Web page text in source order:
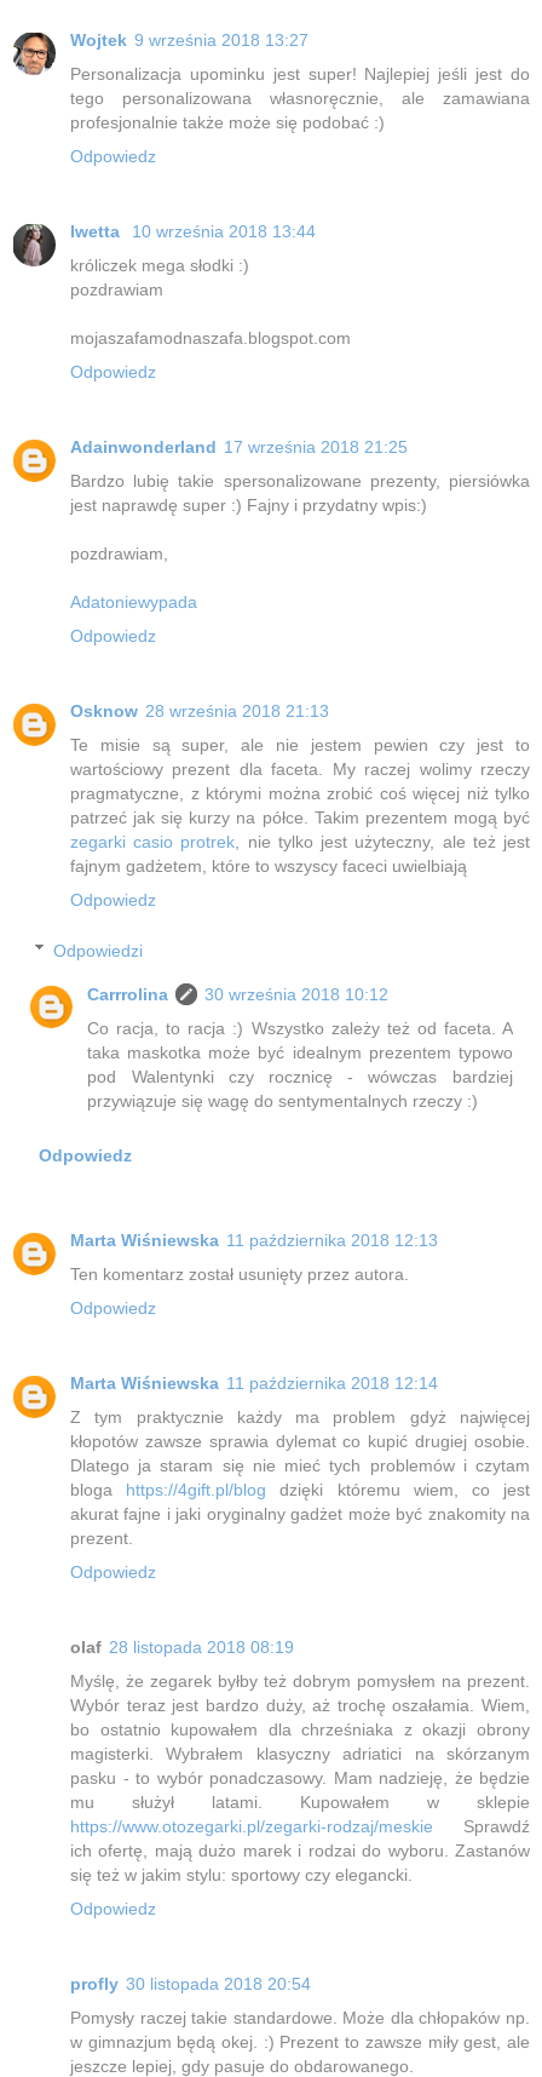
Wojtek 9 września 2018 13:27
Personalizacja upominku jest super! Najlepiej jeśli jest do
tego personalizowana własnoręcznie, ale zamawiana
profesjonalnie także może się podobać :)
Odpowiedz
Iwetta
10 września 2018 13:44
króliczek mega słodki :)
pozdrawiam
mojaszafamodnaszafa.blogspot.com
Odpowiedz
Adainwonderland 17 września 2018 21:25
Bardzo lubię takie spersonalizowane prezenty, piersiówka
jest naprawdę super :) Fajny i przydatny wpis:)
pozdrawiam,
Adatoniewypada
Odpowiedz
Osknow 28 września 2018 21:13
Te misie są super, ale nie jestem pewien czy jest to
wartościowy prezent dla faceta. My raczej wolimy rzeczy
pragmatyczne, z którymi można zrobić coś więcej niż tylko
patrzeć jak się kurzy na półce. Takim prezentem mogą być
zegarki casio protrek , nie tylko jest użyteczny, ale też jest
fajnym gadżetem, które to wszyscy faceci uwielbiają
Odpowiedz
Odpowiedzi
Carrrolina
30 września 2018 10:12
Co racja, to racja :) Wszystko zależy też od faceta. A
taka maskotka może być idealnym prezentem typowo
pod Walentynki czy rocznicę - wówczas bardziej
przywiązuje się wagę do sentymentalnych rzeczy :)
Odpowiedz
Marta Wiśniewska 11 października 2018 12:13
Ten komentarz został usunięty przez autora.
Odpowiedz
Marta Wiśniewska 11 października 2018 12:14
Z tym praktycznie każdy ma problem gdyż najwięcej
kłopotów zawsze sprawia dylemat co kupić drugiej osobie.
Dlatego ja staram się nie mieć tych problemów i czytam
bloga https://4gift.pl/blog dzięki któremu wiem, co jest
akurat fajne i jaki oryginalny gadżet może być znakomity na
prezent.
Odpowiedz
olaf 28 listopada 2018 08:19
Myślę, że zegarek byłby też dobrym pomysłem na prezent.
Wybór teraz jest bardzo duży, aż trochę oszałamia. Wiem,
bo ostatnio kupowałem dla chrześniaka z okazji obrony
magisterki. Wybrałem klasyczny adriatici na skórzanym
pasku - to wybór ponadczasowy. Mam nadzieję, że będzie
mu służył latami. Kupowałem w sklepie
https://www.otozegarki.pl/zegarki-rodzaj/meskie Sprawdź
ich ofertę, mają dużo marek i rodzai do wyboru. Zastanów
się też w jakim stylu: sportowy czy elegancki.
Odpowiedz
profly 30 listopada 2018 20:54
Pomysły raczej takie standardowe. Może dla chłopaków np.
w gimnazjum będą okej. :) Prezent to zawsze miły gest, ale
jeszcze lepiej, gdy pasuje do obdarowanego.